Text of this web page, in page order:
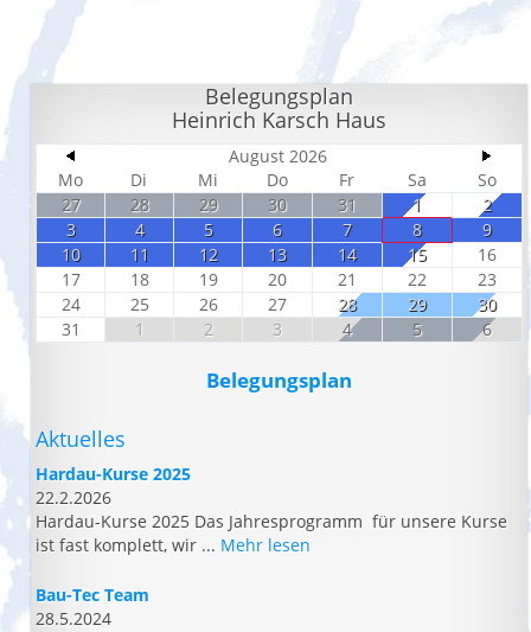
Belegungsplan
Heinrich Karsch Haus
August 2026
Mo
Di Mi Do Fr Sa
So
27
28 29 30 31 1
2
3
4 5 6 7 8
9
10
11 12 13 14 15
16
17
18 19 20 21 22
23
24
25 26 27 28 29
30
31
1 2 3 4 5 6
Belegungsplan
Aktuelles
Hardau-Kurse 2025
22.2.2026
Hardau-Kurse 2025 Das Jahresprogramm für unsere Kurse
ist fast komplett, wir ... Mehr lesen
Bau-Tec Team
28.5.2024